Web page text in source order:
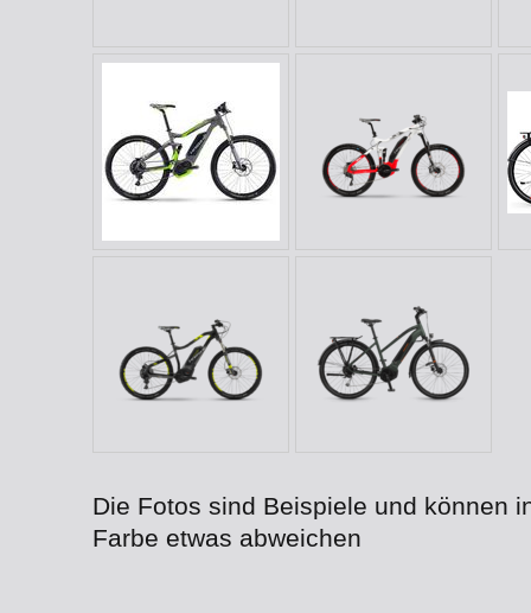
Die Fotos sind Beispiele und können
Farbe etwas abweichen